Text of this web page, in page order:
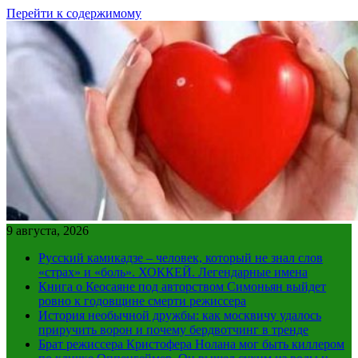
Перейти к содержимому
9 августа, 2026
Русский камикадзе – человек, который не знал слов
«страх» и «боль». ХОККЕЙ. Легендарные имена
Книга о Кеосаяне под авторством Симоньян выйдет
ровно к годовщине смерти режиссера
История необычной дружбы: как москвичу удалось
приручить ворон и почему бердвотчинг в тренде
Брат режиссера Кристофера Нолана мог быть киллером